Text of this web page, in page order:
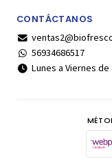
CONTÁCTANOS
56934686517
Lunes a Viernes de